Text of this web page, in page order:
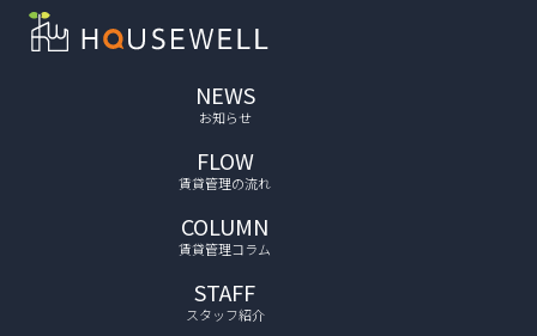
NEWS
お知らせ
FLOW
賃貸管理の流れ
COLUMN
賃貸管理コラム
STAFF
スタッフ紹介